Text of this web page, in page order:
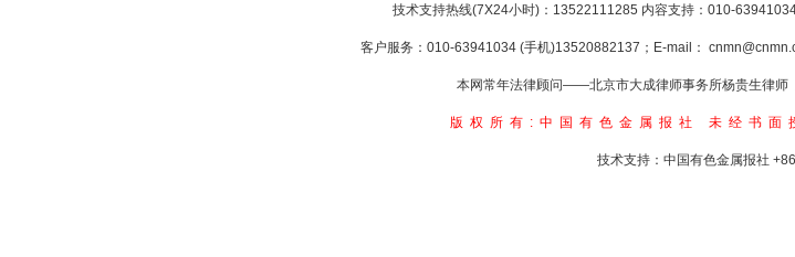
技术支持热线(7X24小时)：13522111285 内容支持：010-
客户服务：010-63941034 (手机)13520882137；E-mail：
本网常年法律顾问——北京市大成律师事务所杨贵生律
版权所有:中国有色金属报社 未经书面
技术支持：中国有色金属报社